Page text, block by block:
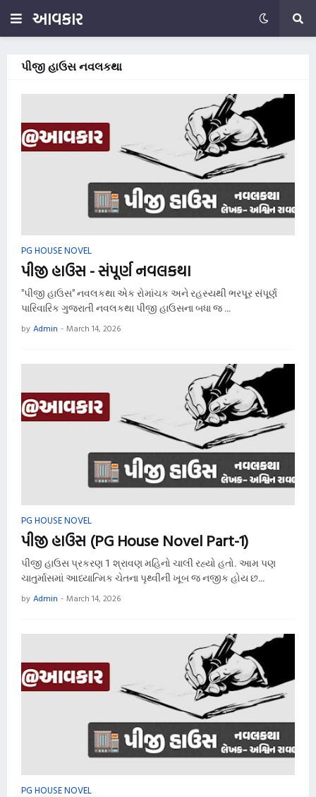
આવકાર
પીજી હાઉસ નવલકથા
PG HOUSE NOVEL
પીજી હાઉસ - સંપૂર્ણ નવલકથા
"પીજી હાઉસ" નવલકથા એક રોમાંચક અને રહસ્યથી ભરપૂર સંપૂર્ણ
પારિવારિક ગુજરાતી નવલકથા પીજી હાઉસના બધા જ …
by Admin - March 14, 2026
PG HOUSE NOVEL
પીજી હાઉસ (PG House Novel Part-1)
પીજી હાઉસ પ્રકરણ 1 શ્રાવણ મહિનો ચાલી રહ્યો હતો. આમ પણ
ચાતુર્માસમાં આધ્યાત્મિક ચેતના પૃથ્વીની ખૂબ જ નજીક હોય છ…
by Admin - March 14, 2026
PG HOUSE NOVEL